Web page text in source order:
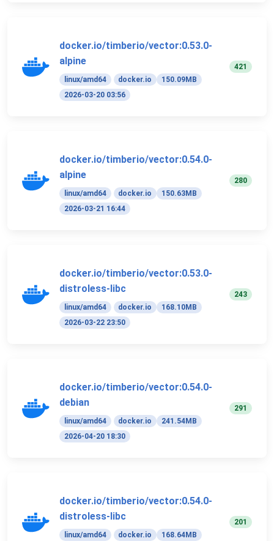
docker.io/timberio/vector:0.53.0-
alpine
linux/amd64 docker.io
150.09MB
2026-03-20 03:56
421
docker.io/timberio/vector:0.54.0-
alpine
linux/amd64 docker.io
150.63MB
2026-03-21 16:44
280
docker.io/timberio/vector:0.53.0-
distroless-libc
linux/amd64 docker.io
168.10MB
2026-03-22 23:50
243
docker.io/timberio/vector:0.54.0-
debian
linux/amd64 docker.io
241.54MB
2026-04-20 18:30
291
docker.io/timberio/vector:0.54.0-
distroless-libc
linux/amd64 docker.io
168.64MB
201